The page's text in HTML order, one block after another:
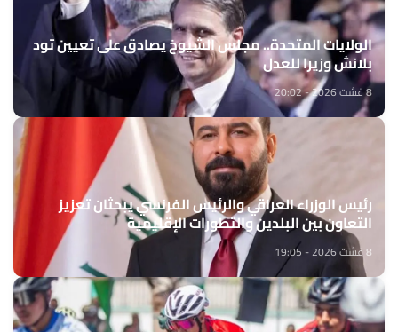
الولايات المتحدة.. مجلس الشيوخ يصادق على تعيين تود
بلانش وزيرا للعدل
8 غشت 2026 - 20:02
رئيس الوزراء العراقي والرئيس الفرنسي يبحثان تعزيز
التعاون بين البلدين والتطورات الإقليمية
8 غشت 2026 - 19:05